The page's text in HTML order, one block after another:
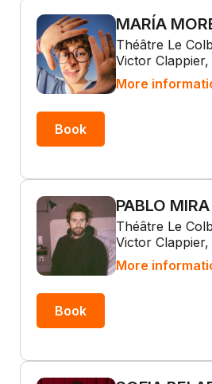
MARÍA
Théâtre Le
Victor
More
Book
PABLO MIRA
Théâtre Le
Victor
More
Book